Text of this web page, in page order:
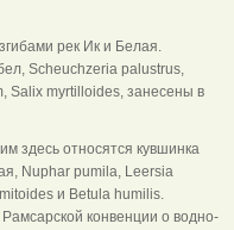
рек Ик и Белая.
Scheuchzeria palustrus,
Salix myrtilloides, занесены в
здесь относятся кувшинка
Nuphar pumila, Leersia
и Betula humilis.
конвенции о водно-